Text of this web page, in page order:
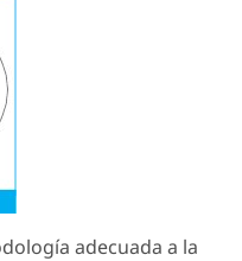
adecuada a la